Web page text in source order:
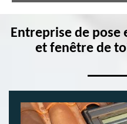
Entreprise de pose
et fenêtre de